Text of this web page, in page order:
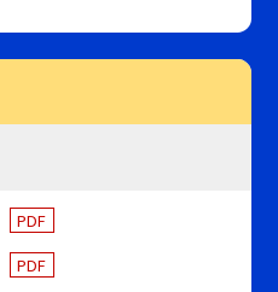
PDF
PDF